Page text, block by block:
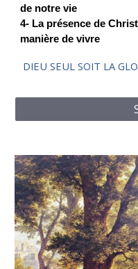
de notre vie
4- La présence de
manière de vivre
DIEU SEUL SOIT LA